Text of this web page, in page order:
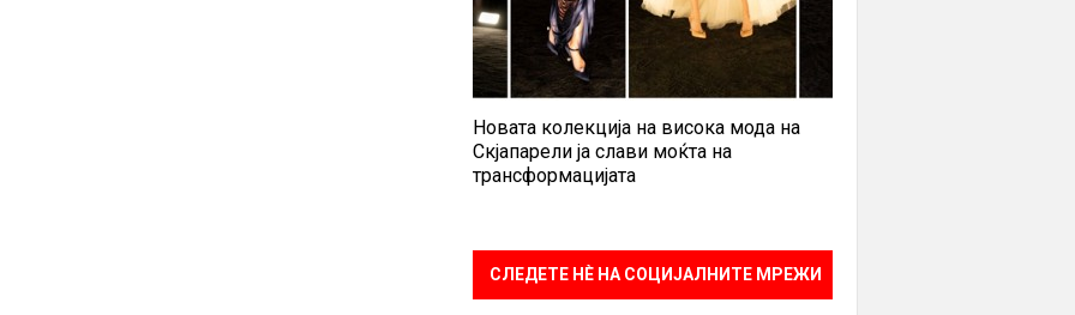
Новата колекција на висока мода на
Скјапарели ја слави моќта на
трансформацијата
СЛЕДЕТЕ НÈ НА СОЦИЈАЛНИТЕ МРЕЖИ